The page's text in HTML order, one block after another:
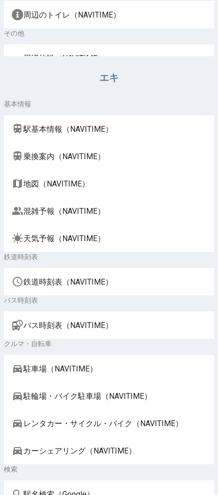
周辺のトイレ（NAVITIME）
その他
周辺施設（NAVITIME）
エキ
基本情報
駅基本情報（NAVITIME）
乗換案内（NAVITIME）
地図（NAVITIME）
混雑予報（NAVITIME）
天気予報（NAVITIME）
鉄道時刻表
鉄道時刻表（NAVITIME）
バス時刻表
バス時刻表（NAVITIME）
クルマ・自転車
駐車場（NAVITIME）
駐輪場・バイク駐車場（NAVITIME）
レンタカー・サイクル・バイク（NAVITIME）
カーシェアリング（NAVITIME）
検索